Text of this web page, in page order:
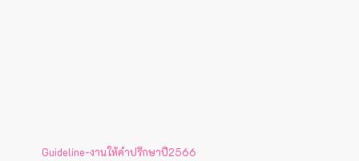
Guideline-งานให้คำปรึกษาปี2566